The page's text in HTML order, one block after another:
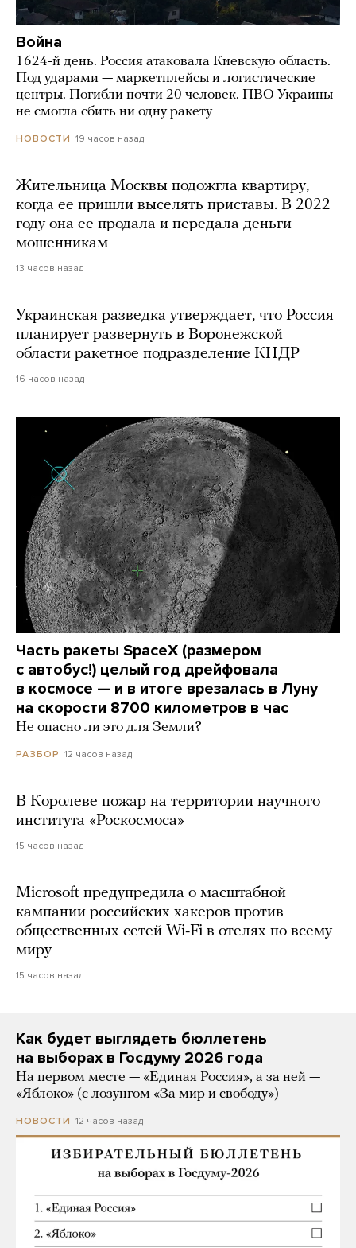
Война
1624-й день. Россия атаковала Киевскую область.
Под ударами — маркетплейсы и логистические
центры. Погибли почти 20 человек. ПВО Украины
не смогла сбить ни одну ракету
НОВОСТИ 19 часов назад
Жительница Москвы подожгла квартиру,
когда ее пришли выселять приставы. В 2022
году она ее продала и передала деньги
мошенникам
13 часов назад
Украинская разведка утверждает, что Россия
планирует развернуть в Воронежской
области ракетное подразделение КНДР
16 часов назад
Часть ракеты SpaceX (размером
с автобус!) целый год дрейфовала
в космосе — и в итоге врезалась в Луну
на скорости 8700 километров в час
Не опасно ли это для Земли?
РАЗБОР 12 часов назад
В Королеве пожар на территории научного
института «Роскосмоса»
15 часов назад
Microsoft предупредила о масштабной
кампании российских хакеров против
общественных сетей Wi-Fi в отелях по всему
миру
15 часов назад
Как будет выглядеть бюллетень
на выборах в Госдуму 2026 года
На первом месте — «Единая Россия», а за ней —
«Яблоко» (с лозунгом «За мир и свободу»)
НОВОСТИ 12 часов назад